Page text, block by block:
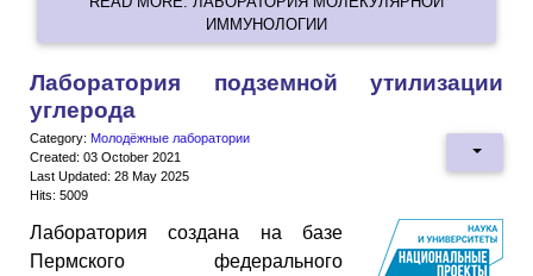
ИММУНОЛОГИИ
Лаборатория подземной утилизации
углерода
Category: Молодёжные лаборатории
Created: 03 October 2021
Last Updated: 28 May 2025
Hits: 5009
Лаборатория создана на базе
Пермского федерального